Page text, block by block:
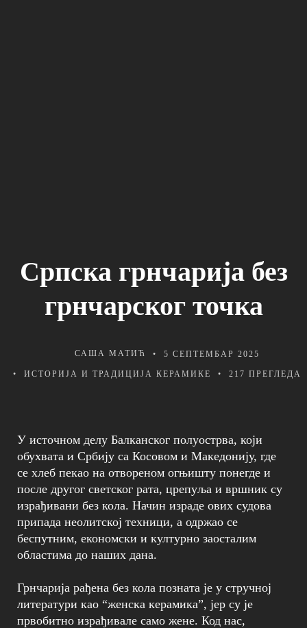
Српска грнчарија без
грнчарског точка
САША МАТИЋ 5 СЕПТЕМБАР 2025
ИСТОРИЈА И ТРАДИЦИЈА КЕРАМИКЕ 217 ПРЕГЛЕДA
У источном делу Балканског полуострва, који
обухвата и Србију са Косовом и Македонију, где
се хлеб пекао на отвореном огњишту понегде и
после другог светског рата, црепуља и вршник су
израђивани без кола. Начин израде ових судова
припада неолитској техници, а одржао се
беспутним, економски и културно заосталим
областима до наших дана.
Грнчарија рађена без кола позната је у стручној
литератури као “женска керамика”, јер су је
првобитно израђивале само жене. Код нас,